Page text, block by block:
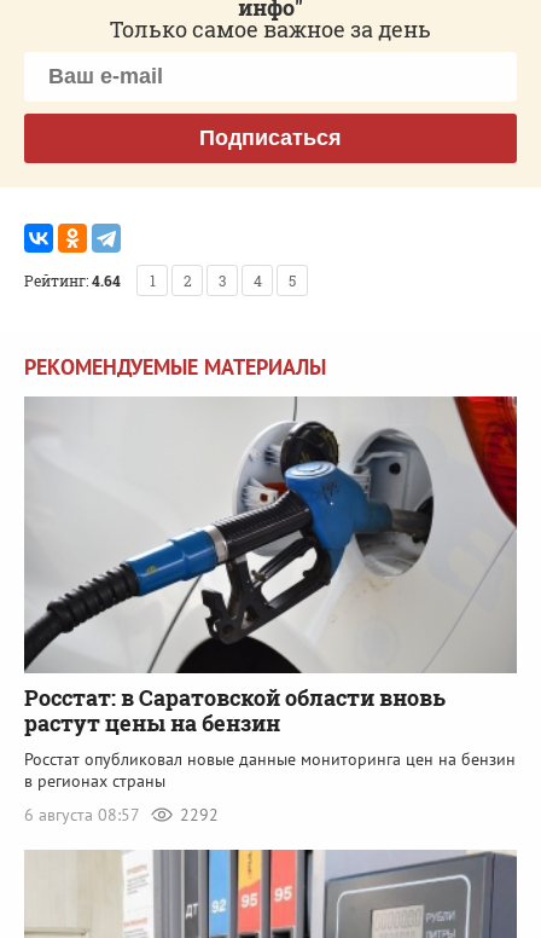
инфо"
Только самое важное за день
Подписаться
Рейтинг:4.64 1 2 3 4 5
РЕКОМЕНДУЕМЫЕ МАТЕРИАЛЫ
Росстат: в Саратовской области вновь
растут цены на бензин
Росстат опубликовал новые данные мониторинга цен на бензин
в регионах страны
6 августа 08:57
2292